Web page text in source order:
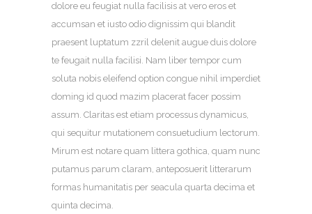
dolore eu feugiat nulla facilisis at vero eros et
accumsan et iusto odio dignissim qui blandit
praesent luptatum zzril delenit augue duis dolore
te feugait nulla facilisi. Nam liber tempor cum
soluta nobis eleifend option congue nihil imperdiet
doming id quod mazim placerat facer possim
assum. Claritas est etiam processus dynamicus,
qui sequitur mutationem consuetudium lectorum.
Mirum est notare quam littera gothica, quam nunc
putamus parum claram, anteposuerit litterarum
formas humanitatis per seacula quarta decima et
quinta decima.